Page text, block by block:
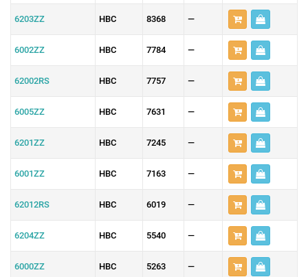
6203ZZ HBC 8368 —
6002ZZ HBC 7784 —
62002RS HBC 7757 —
6005ZZ HBC 7631 —
6201ZZ HBC 7245 —
6001ZZ HBC 7163 —
62012RS HBC 6019 —
6204ZZ HBC 5540 —
6000ZZ HBC 5263 —